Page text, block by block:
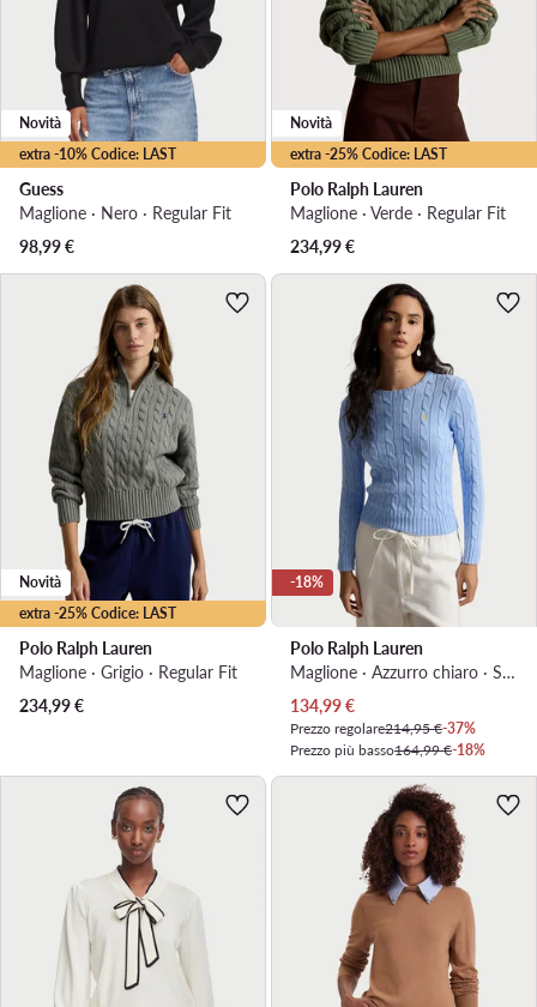
extra -10% Codice: LAST
Novità
Guess
Maglione · Nero · Regular Fit
98,99€
extra -25% Codice: LAST
Novità
Polo Ralph Lauren
Maglione · Verde · Regular Fit
234,99€
extra -25% Codice: LAST
Novità
Polo Ralph Lauren
Maglione · Grigio · Regular Fit
234,99€
-18%
Polo Ralph Lauren
Maglione · Azzurro chiaro · Slim Fit
Prezzo attuale
134,99€
Prezzo regolare214,95 €-37%
Prezzo più basso164,99 €-18%